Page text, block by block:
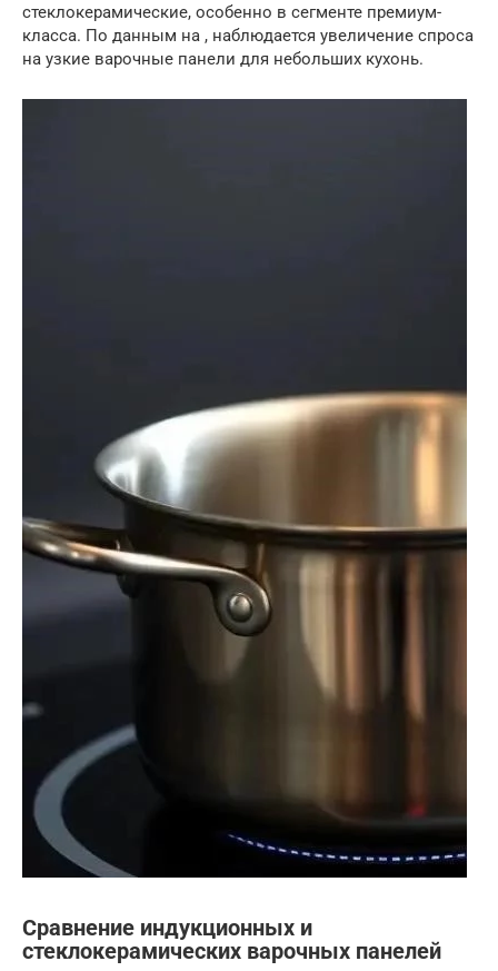
стеклокерамические, особенно в сегменте премиум-
класса. По данным на , наблюдается увеличение спроса
на узкие варочные панели для небольших кухонь.
Сравнение индукционных и
стеклокерамических варочных панелей